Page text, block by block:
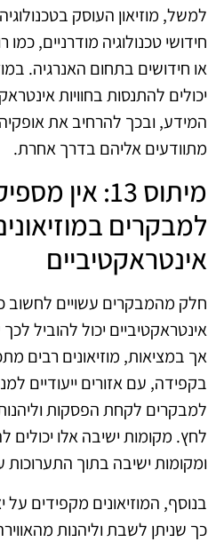
למשל, מוזיאון העוסק
חידושי טכנולוגיה מודרניים,
או חידושים בתחום האנרגיה.
יכולים להתנסות בחוויות
המידע, ובכך להרחיב את
מתוודעים אליהם בדרך אחרת.
מיתוס 13:
למבקרים
אינטראקטיביים
חלק מהמבקרים עשויים לחשוב
אינטראקטיביים יכול להוביל
אך במציאות, מוזיאונים רבים
בקפידה, עם אזורים ייעודיים
למבקרים לקחת הפסקות
לחץ. מקומות ישיבה אלו יכולים
ומקומות ישיבה בתוך התערוכות
בנוסף, המוזיאונים מקפידים על
כך שניתן לשבת וליהנות